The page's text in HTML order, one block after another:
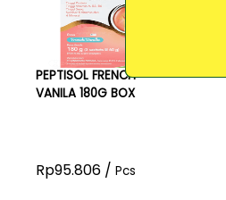
PEPTISOL FRENCH
VANILA 180G BOX
Rp95.806 / Pcs